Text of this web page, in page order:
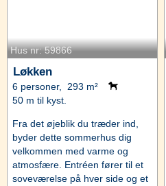
Hus nr: 59866
Løkken
6 personer, 293 m²
50 m til kyst.
Fra det øjeblik du træder ind,
byder dette sommerhus dig
velkommen med varme og
atmosfære. Entréen fører til et
soveværelse på hver side og et